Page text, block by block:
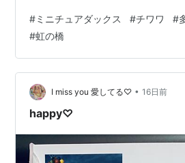
#ミニチュアダックス #チワワ #
#虹の橋
I miss you 愛してる♡ • 16日前
happy♡